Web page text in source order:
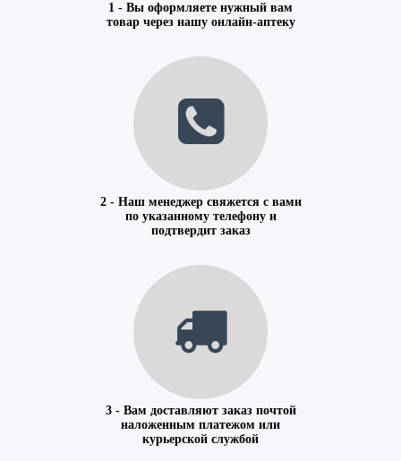
1 - Вы оформляете нужный вам
товар через нашу онлайн-аптеку
2 - Наш менеджер свяжется с вами
по указанному телефону и
подтвердит заказ
3 - Вам доставляют заказ почтой
наложенным платежом или
курьерской службой